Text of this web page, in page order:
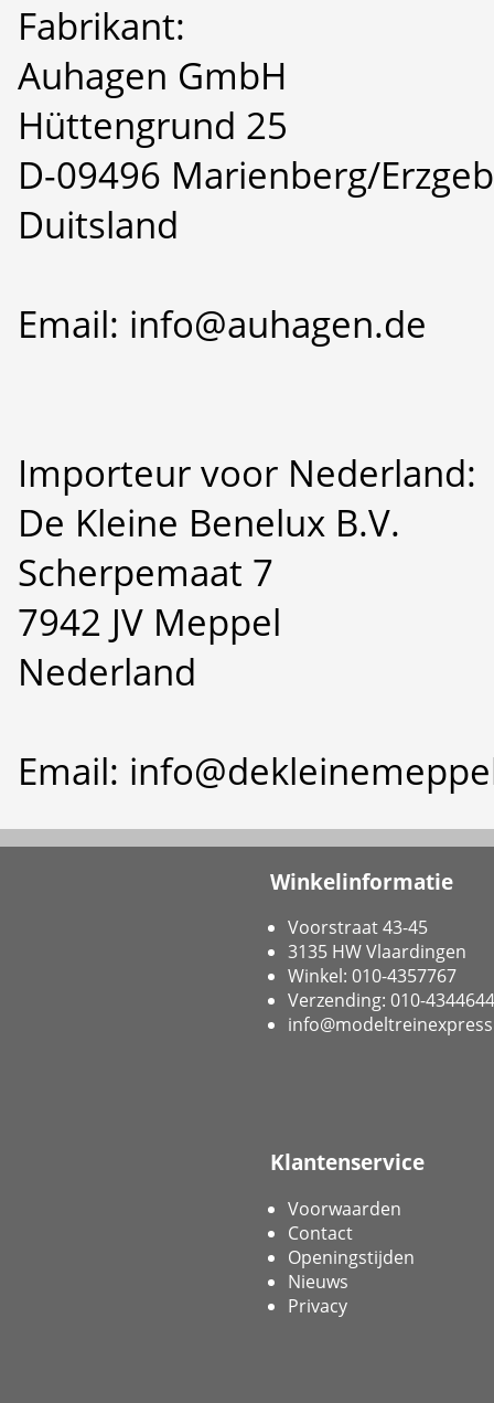
Fabrikant:
Auhagen GmbH
Hüttengrund 25
D-09496 Marienberg/
Duitsland
Email: info@auhagen.de
Importeur voor Nederland:
De Kleine Benelux B.V.
Scherpemaat 7
7942 JV Meppel
Nederland
Email:
Winkelinformatie
Voorstraat 43-45
3135 HW Vlaardingen
Winkel: 010-4357767
Verzending: 010-4344644
Klantenservice
Voorwaarden
Contact
Openingstijden
Nieuws
Privacy